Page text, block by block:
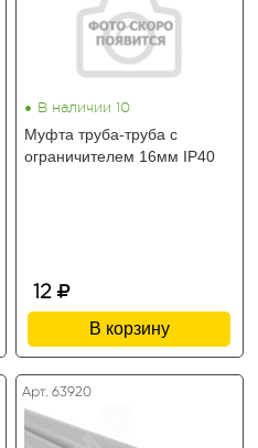
• В наличии 10
Муфта труба-труба с
ограничителем 16мм IP40
12
В корзину
Арт. 63920